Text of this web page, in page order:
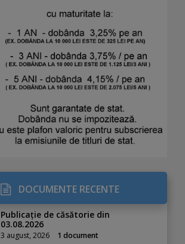
DOCUMENTE RECENTE
Publicație de căsătorie din
03.08.2026
3 august, 2026 1 document